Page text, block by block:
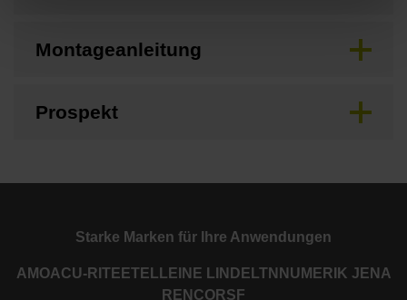
Montageanleitung
Prospekt
Starke Marken für Ihre Anwendungen
AMOACU-RITE ETEL LEINE LINDE LTN NUMERIK JENA
RENCORSF